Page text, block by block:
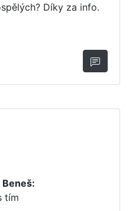
Díky za info.
tím